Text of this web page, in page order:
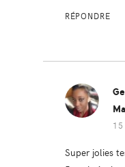
RÉPONDRE
Super jolies